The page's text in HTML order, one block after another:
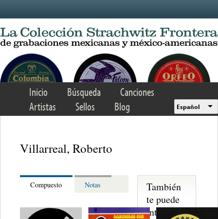
Inicio Búsqueda
Canciones
Artistas
Sellos Blog Español
Villarreal, Roberto
Compuesto Notas
También
te puede
interesar...